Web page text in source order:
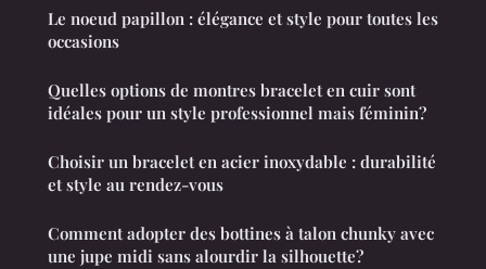
Le noeud papillon : élégance et style pour toutes les
occasions
Quelles options de montres bracelet en cuir sont
idéales pour un style professionnel mais féminin?
Choisir un bracelet en acier inoxydable : durabilité
et style au rendez-vous
Comment adopter des bottines à talon chunky avec
une jupe midi sans alourdir la silhouette?